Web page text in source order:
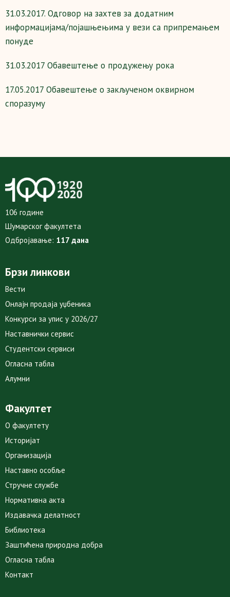
31.03.2017. Одговор на захтев за додатним
информацијама/појашњењима у вези са припремањем
понуде
31.03.2017 Обавештење о продужењу рока
17.05.2017 Обавештење о закљученом оквирном
споразуму
106 године
Шумарског факултета
Одбројавање: 117 дана
Брзи линкови
Вести
Онлајн продаја уџбеника
Конкурси за упис у 2026/27
Наставнички сервис
Студентски сервиси
Огласна табла
Алумни
Факултет
О факултету
Историјат
Организација
Наставно особље
Стручне службе
Нормативна акта
Издавачка делатност
Библиотека
Заштићена природна добра
Огласна табла
Контакт